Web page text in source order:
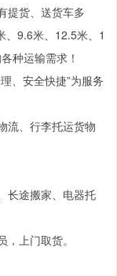
提货、送货车多
、9.6米、12.5米、1
种运输需求！
、安全快捷”为服务
流、行李托运货物
长途搬家、电器托
上门取货。